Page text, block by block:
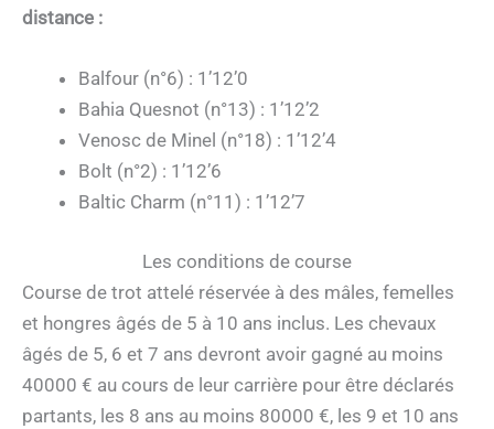
distance :
Balfour (n°6) : 1’12’0
Bahia Quesnot (n°13) : 1’12’2
Venosc de Minel (n°18) : 1’12’4
Bolt (n°2) : 1’12’6
Baltic Charm (n°11) : 1’12’7
Les conditions de course
Course de trot attelé réservée à des mâles, femelles
et hongres âgés de 5 à 10 ans inclus. Les chevaux
âgés de 5, 6 et 7 ans devront avoir gagné au moins
40000 € au cours de leur carrière pour être déclarés
partants, les 8 ans au moins 80000 €, les 9 et 10 ans